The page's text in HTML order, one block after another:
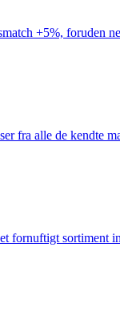
+5%, foruden
alle de kendte
fornuftigt